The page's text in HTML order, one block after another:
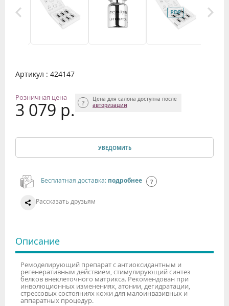
Артикул : 424147
Розничная цена
3 079 р.
Цена для салона доступна после
авторизации
УВЕДОМИТЬ
Бесплатная доставка: подробнее
Рассказать друзьям
Описание
Ремоделирующий препарат с антиоксидантным и
регенеративным действием, стимулирующий синтез
белков внеклеточного матрикса. Рекомендован при
инволюционных изменениях, атонии, дегидратации,
стрессовых состояниях кожи для малоинвазивных и
аппаратных процедур.